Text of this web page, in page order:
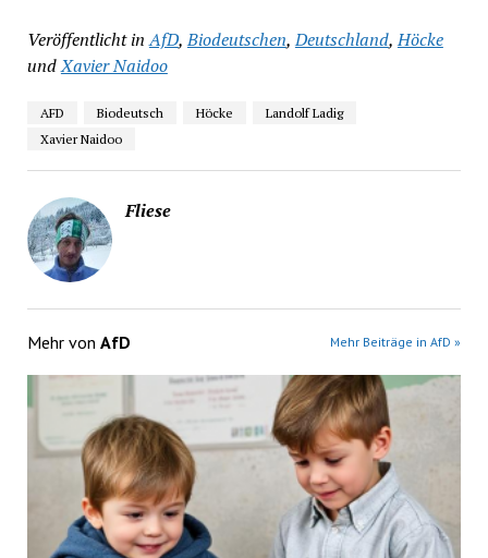
Veröffentlicht in AfD,Biodeutschen,Deutschland,Höcke
undXavier Naidoo
AFD Biodeutsch Höcke
Landolf Ladig
Xavier Naidoo
Fliese
Mehr von AfD Mehr Beiträge in AfD »